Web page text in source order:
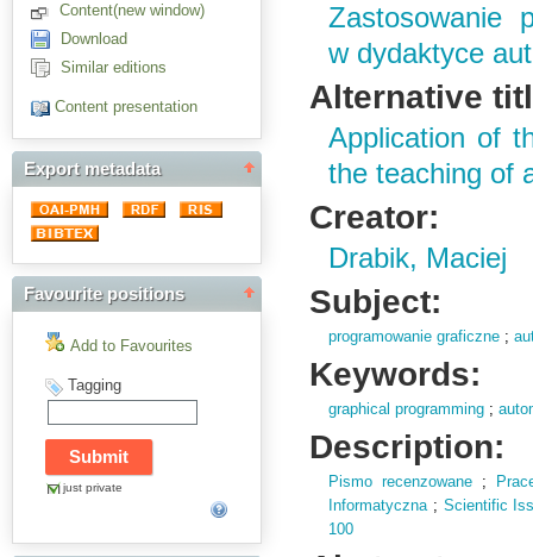
Content(new window)
Download
Similar editions
Content presentation
Export metadata
Favourite positions
Add to Favourites
Tagging
just private
Zastosowanie
w dydaktyce
Alternative
Application of
the teaching of
Creator:
Drabik, Maciej
Subject:
programowanie graficzne ;
Keywords:
graphical programming ;
Description:
Pismo recenzowane ;
Informatyczna; Scientific
100